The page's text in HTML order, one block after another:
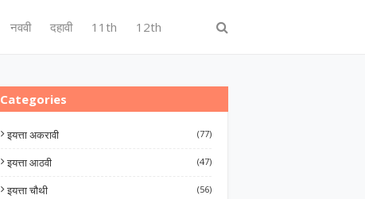
नववी दहावी 11th 12th
Categories
इयत्ता अकरावी (77)
इयत्ता आठवी (47)
इयत्ता चौथी (56)